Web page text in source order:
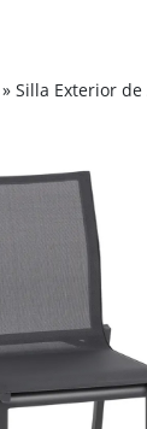
» Silla Exterior